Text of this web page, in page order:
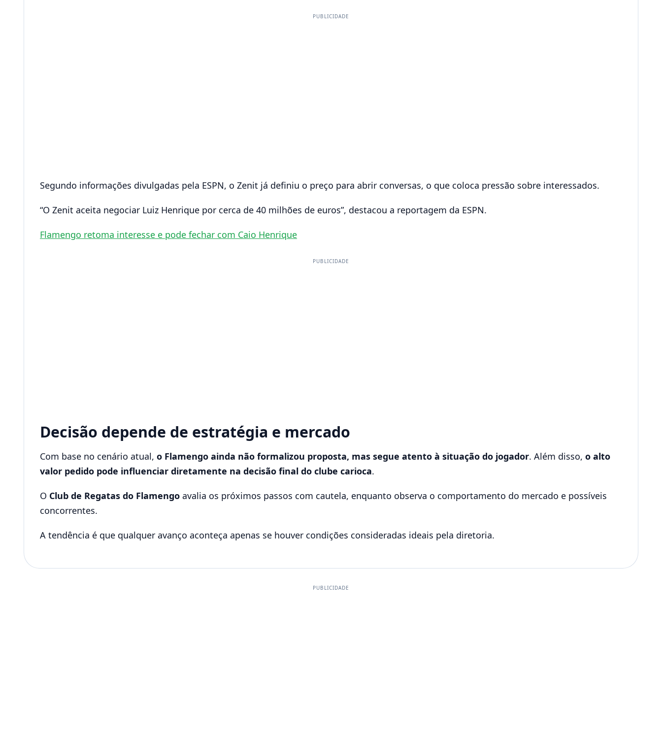
PUBLICIDADE
Segundo informações divulgadas pela ESPN, o Zenit já definiu o preço para abrir conversas, o que coloca pressão sobre interessados.
“O Zenit aceita negociar Luiz Henrique por cerca de 40 milhões de euros”, destacou a reportagem da ESPN.
Flamengo retoma interesse e pode fechar com Caio Henrique
PUBLICIDADE
Decisão depende de estratégia e mercado
Com base no cenário atual, o Flamengo ainda não formalizou proposta, mas segue atento à situação do jogador. Além disso, o alto
valor pedido pode influenciar diretamente na decisão final do clube carioca.
O Club de Regatas do Flamengo avalia os próximos passos com cautela, enquanto observa o comportamento do mercado e possíveis
concorrentes.
A tendência é que qualquer avanço aconteça apenas se houver condições consideradas ideais pela diretoria.
PUBLICIDADE